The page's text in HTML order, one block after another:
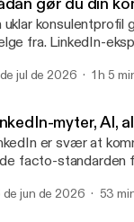
uklar
fra. LinkedIn-
Selling
skærpe din
jul de 2026 1 h 5
myter, AI,
er svær at
facto-standarden
i håbet om
de jun de 2026 53